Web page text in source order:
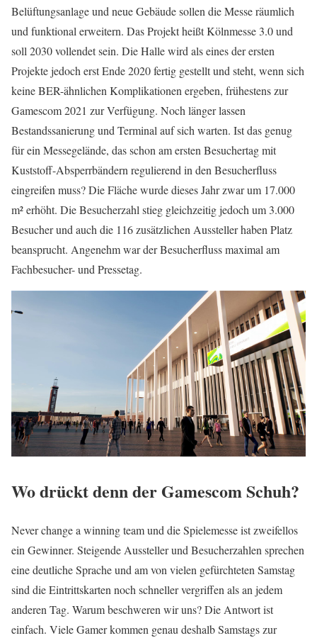
Belüftungsanlage und neue Gebäude sollen die Messe räumlich
und funktional erweitern. Das Projekt heißt Kölnmesse 3.0 und
soll 2030 vollendet sein. Die Halle wird als eines der ersten
Projekte jedoch erst Ende 2020 fertig gestellt und steht, wenn sich
keine BER-ähnlichen Komplikationen ergeben, frühestens zur
Gamescom 2021 zur Verfügung. Noch länger lassen
Bestandssanierung und Terminal auf sich warten. Ist das genug
für ein Messegelände, das schon am ersten Besuchertag mit
Kuststoff-Absperrbändern regulierend in den Besucherfluss
eingreifen muss? Die Fläche wurde dieses Jahr zwar um 17.000
m² erhöht. Die Besucherzahl stieg gleichzeitig jedoch um 3.000
Besucher und auch die 116 zusätzlichen Aussteller haben Platz
beansprucht. Angenehm war der Besucherfluss maximal am
Fachbesucher- und Pressetag.
Wo drückt denn der Gamescom Schuh?
Never change a winning team und die Spielemesse ist zweifellos
ein Gewinner. Steigende Aussteller und Besucherzahlen sprechen
eine deutliche Sprache und am von vielen gefürchteten Samstag
sind die Eintrittskarten noch schneller vergriffen als an jedem
anderen Tag. Warum beschweren wir uns? Die Antwort ist
einfach. Viele Gamer kommen genau deshalb Samstags zur